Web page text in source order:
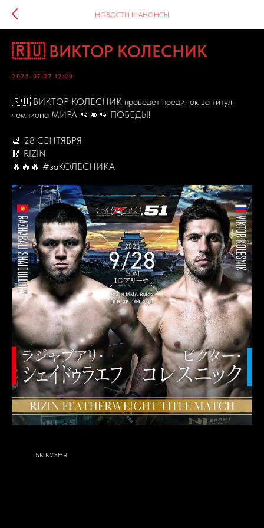
НОВОСТИ И АНОНСЫ
🇷🇺 ВИКТОР КОЛЕСНИК
2025-07-27 12:00
🇷🇺 ВИКТОР КОЛЕСНИК проведет поединок за титул
чемпиона МИРА 👊👊👊 ПОБЕДЫ!
📆 28 СЕНТЯБРЯ
🥢 RIZIN
🔥🔥🔥 #заКОЛЕСНИКА
БК КУЗНЯ